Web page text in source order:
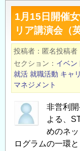
中
の
学
生
向
け】
原
子
力
所
1月15日開催
リア講演会（
投稿者 匿名投稿者
セクション
イベン
就活 就職活動 キャ
マネジメント
非営利
よる、
めのネ
ログラムの一環